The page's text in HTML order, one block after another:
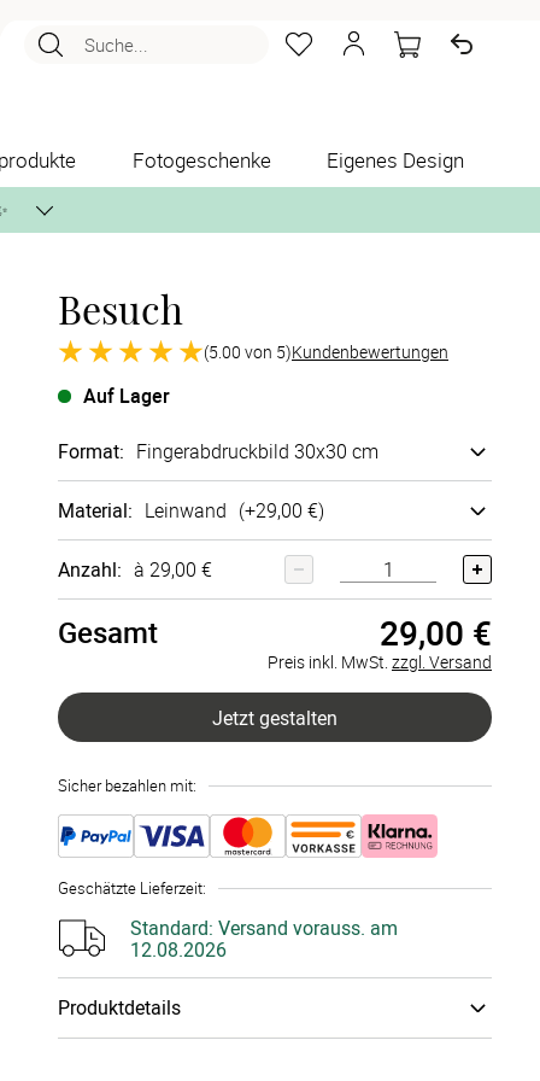
Suche...
Fotogeschenke Eigenes Design
per Post zusenden.
Besuch
(5.00 von 5)Kundenbewertungen
Auf Lager
Format: Finger­abdruck­bild 30x30 cm
Finger­
abdruck­
30x30 cm
Finger­
abdruck­
Finger­
abdruck­
Finger­
abdruck­
bild
40x40 cm
Material: Lein­wand (+29,00 €)
+10,00 €
+29,00 €
Anzahl: à 29,00 €
Gesamt 29,00 €
Preis inkl. MwSt. zzgl. Versand
Jetzt gestalten
Sicher bezahlen mit:
Geschätzte Lieferzeit:
Standard: Versand vorauss. am
12.08.2026
Produktdetails